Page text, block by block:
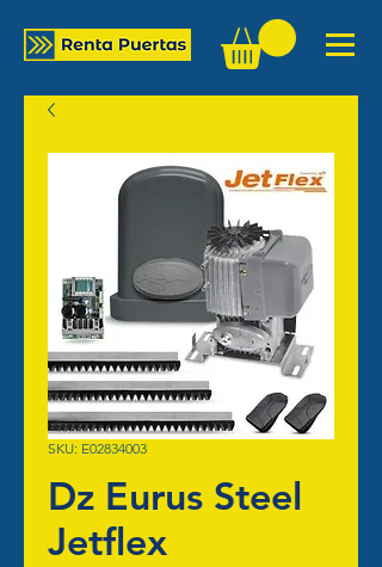
SKU: E02834003
Dz Eurus Steel
Jetflex